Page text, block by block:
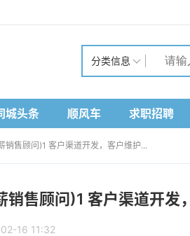
分类信息
城头条 顺风车 求职招聘
销售顾问)1 客户渠道开发，客户维护...
销售顾问)1 客户渠道开发
16 11:32